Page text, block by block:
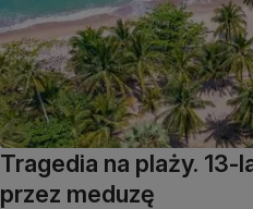
Tragedia na plaży. 13-
przez meduzę